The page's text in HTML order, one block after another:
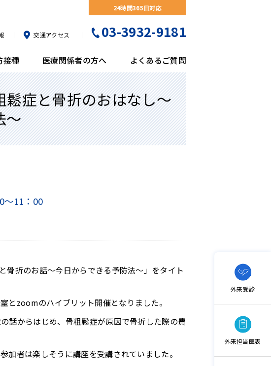
24時間365日対応
交通アクセス 03-3932-9181
部門紹介
薬剤部 検査科 医事課
栄養科
臨床工学科
放射線科
リハビリテーション科
医療福祉相談室
看護部
整形外科
泌尿器科
呼吸器外科
診察予約について
よくあるご質問
発熱症状の患者様へのご案内
面会のご案内
接種
ヘリコバクターピロリ菌検診
肺がん検診
前立腺がん検診
医療関係者の方へ
近隣連携医療機関一覧
よくあるご質問
外来受診
外来担当医表
症と骨折のおはなし～
～
～11：00
骨折のお話～今日からできる予防法～」をタイト
とzoomのハイブリット開催となりました。
話からはじめ、骨粗鬆症が原因で骨折した際の費
加者は楽しそうに講座を受講されていました。